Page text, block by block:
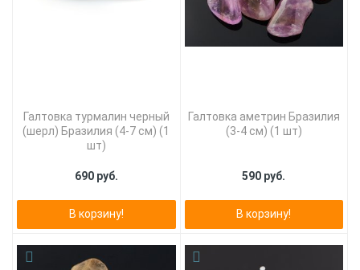
Галтовка турмалин черный
(шерл) Бразилия (4-7 см) (1
шт)
690 руб.
В корзину!
Галтовка аметрин Бразилия
(3-4 см) (1 шт)
590 руб.
В корзину!